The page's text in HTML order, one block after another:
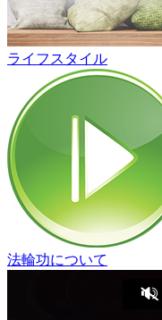
ライフスタイル
法輪功について